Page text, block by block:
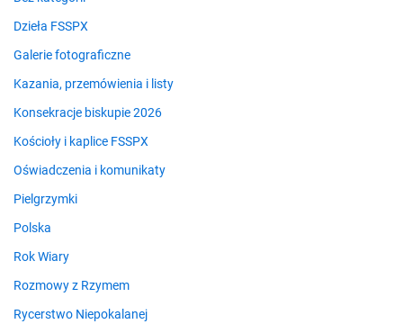
Dzieła FSSPX
Galerie fotograficzne
Kazania, przemówienia i listy
Konsekracje biskupie 2026
Kościoły i kaplice FSSPX
Oświadczenia i komunikaty
Pielgrzymki
Polska
Rok Wiary
Rozmowy z Rzymem
Rycerstwo Niepokalanej